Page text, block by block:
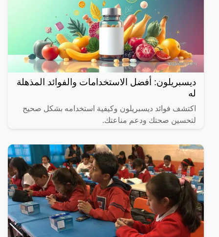
ديسبريلون: أفضل الاستخدامات والفوائد المذهلة
له
اكتشف فوائد ديسبريلون وكيفية استخدامه بشكل صحيح
لتحسين صحتك ودعم مناعتك.